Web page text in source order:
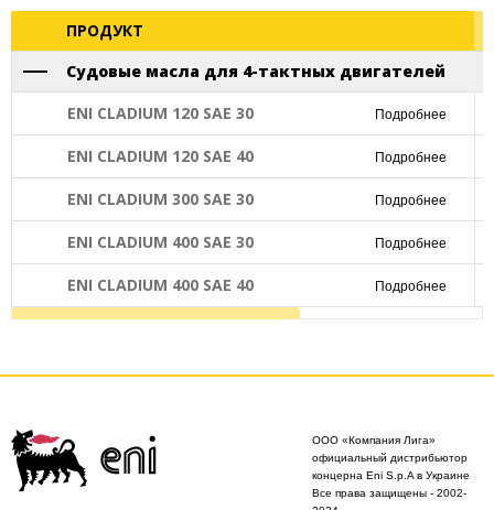
ПРОДУКТ
Судовые масла для 4-тактных двигателей
ENI CLADIUM 120 SAE 30
Подробнее
ENI CLADIUM 120 SAE 40 Подробнее
ENI CLADIUM 300 SAE 30 Подробнее
ENI CLADIUM 400 SAE 30 Подробнее
ENI CLADIUM 400 SAE 40 Подробнее
ООО «Компания Лига»
официальный дистрибьютор
концерна Eni S.p.A в Украине
Все права защищены - 2002-